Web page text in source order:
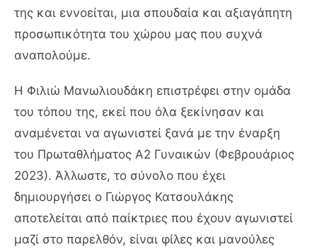
της και εννοείται, μια σπουδαία και αξιαγάπητη
προσωπικότητα του χώρου μας που συχνά
αναπολούμε.
Η Φιλιώ Μανωλιουδάκη επιστρέφει στην ομάδα
του τόπου της, εκεί που όλα ξεκίνησαν και
αναμένεται να αγωνιστεί ξανά με την έναρξη
του Πρωταθλήματος Α2 Γυναικών (Φεβρουάριος
2023). Άλλωστε, το σύνολο που έχει
δημιουργήσει ο Γιώργος Κατσουλάκης
αποτελείται από παίκτριες που έχουν αγωνιστεί
μαζί στο παρελθόν, είναι φίλες και μανούλες